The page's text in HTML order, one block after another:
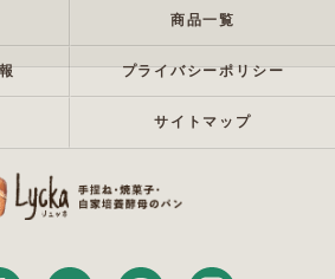
商品一覧
プライバシーポリシー
サイトマップ